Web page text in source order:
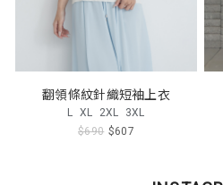
翻領條紋針織短袖上衣
L XL 2XL 3XL
$690 $607